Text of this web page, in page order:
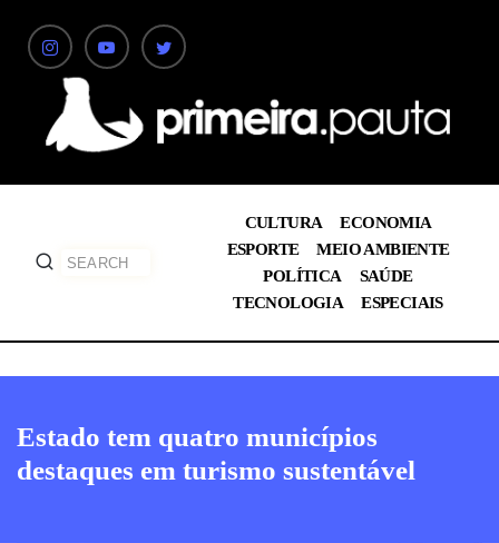
CULTURA
ECONOMIA
ESPORTE
MEIO AMBIENTE
POLÍTICA
SAÚDE
TECNOLOGIA
ESPECIAIS
Estado tem quatro municípios
destaques em turismo sustentável